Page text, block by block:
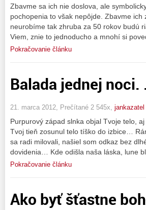
Zbavme sa ich nie doslova, ale
pochopenia to však nepôjde. Zbavme
neurobíme tak zhruba za 50 rokov budú
Viem, znie to jednoducho a mnohí si
Pokračovanie článku
Balada jednej noci.
21. marca 2012, Prečítané 2 545x, jankazatel
Purpurový západ slnka objal Tvoje telo,
Tvoj tieň zosunul telo tíško do izbice…
sa radi milovali, našiel som odkaz bez
dovidenia… Kde odišla naša láska, lune
Pokračovanie článku
Ako byť šťastne